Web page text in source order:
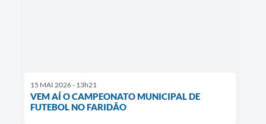
15 MAI 2026 - 13h21
VEM AÍ O CAMPEONATO MUNICIPAL DE
FUTEBOL NO FARIDÃO